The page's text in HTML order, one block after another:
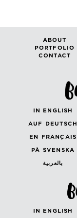
ABOUT
PORTFOLIO
CONTACT
IN ENGLISH
AUF DEUTSCH
EN FRANÇAIS
PÅ SVENSKA
بالعربية
IN ENGLISH